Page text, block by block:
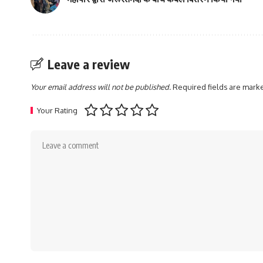
Leave a review
Your email address will not be published.Required fields are
Your Rating